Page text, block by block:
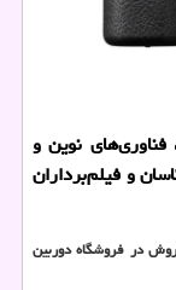
نوین و
و فیلم‌برداران
در فروشگاه دوربین